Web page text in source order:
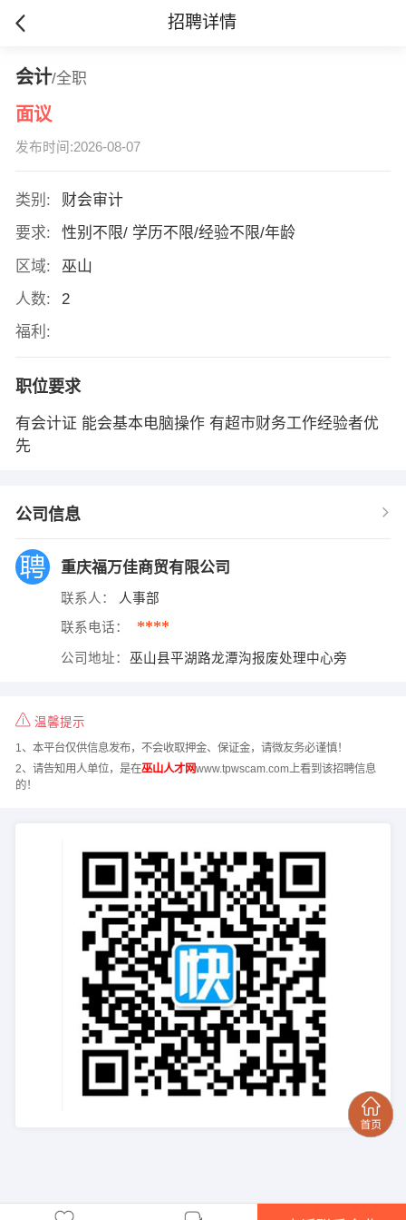
招聘详情
会计/全职
面议
发布时间:2026-08-07
类别:
财会审计
要求:
性别不限/ 学历不限/经验不限/年龄
区域:
巫山
人数:
2
福利:
职位要求
有会计证 能会基本电脑操作 有超市财务工作经验者优
先
公司信息
重庆福万佳商贸有限公司
联系人： 人事部
联系电话： ****
公司地址： 巫山县平湖路龙潭沟报废处理中心旁
温馨提示
1、本平台仅供信息发布，不会收取押金、保证金，请微友务必谨慎！
2、请告知用人单位，是在巫山人才网www.tpwscam.com上看到该招聘信息
的！